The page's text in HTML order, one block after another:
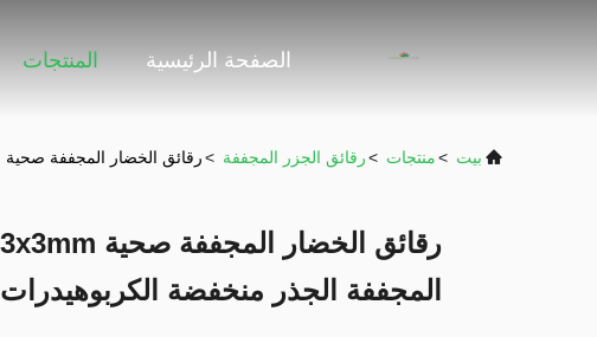
الصفحة الرئيسية المنتجات
بيت >منتجات >رقائق الجزر المجففة >رقائق الخضار المجففة صحية 3x3mm ، رقائق الخضروات المجففة الجذر منخفضة الكربوهيدرات
المجففة الجذر منخفضة الكربوهيدرات